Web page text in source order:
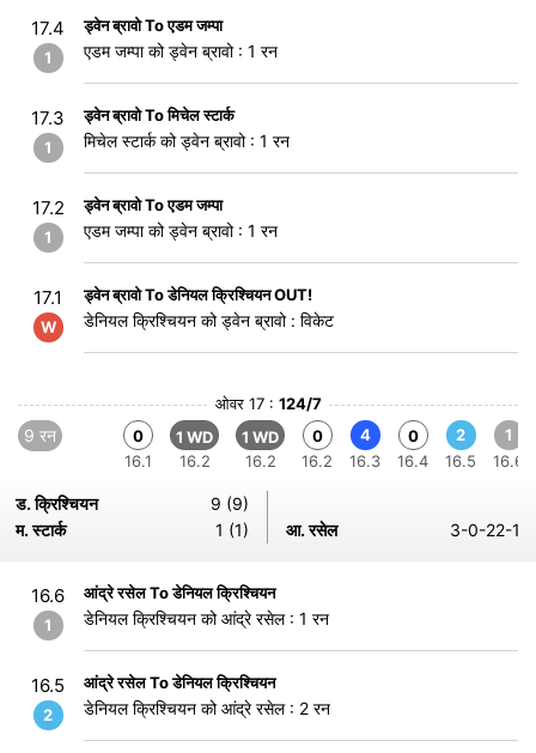
17.4
1
ड्वेन ब्रावो To एडम जम्पा
एडम जम्पा को ड्वेन ब्रावो : 1 रन
17.3
1
ड्वेन ब्रावो To मिचेल स्टार्क
मिचेल स्टार्क को ड्वेन ब्रावो : 1 रन
17.2
1
ड्वेन ब्रावो To एडम जम्पा
एडम जम्पा को ड्वेन ब्रावो : 1 रन
17.1
W
ड्वेन ब्रावो To डेनियल क्रिश्चियन OUT!
डेनियल क्रिश्चियन को ड्वेन ब्रावो : विकेट
ओवर 17 : 124/7
9 रन
0
16.1
1 WD
16.2
1 WD
16.2
0
16.2
4
16.3
0
16.4
2
16.5
1
16.6
ड. क्रिश्चियन
9 (9)
म. स्टार्क
1 (1) आ. रसेल 3-0-22-1
16.6
1
आंद्रे रसेल To डेनियल क्रिश्चियन
डेनियल क्रिश्चियन को आंद्रे रसेल : 1 रन
16.5
2
आंद्रे रसेल To डेनियल क्रिश्चियन
डेनियल क्रिश्चियन को आंद्रे रसेल : 2 रन